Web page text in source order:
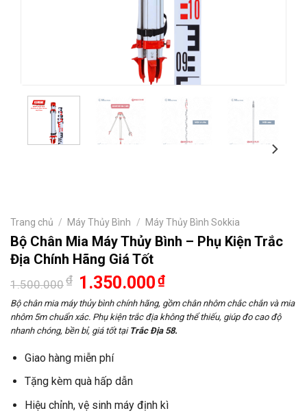
Trang chủ / Máy Thủy Bình / Máy Thủy Bình Sokkia
Bộ Chân Mia Máy Thủy Bình – Phụ Kiện Trắc
Địa Chính Hãng Giá Tốt
1.500.000₫ Giá
gốc
là:
1.500.000₫.
1.350.000₫Giá
tại
là:
1.350.000₫.
Bộ chân mia máy thủy bình chính hãng, gồm chân nhôm chắc chắn và mia
nhôm 5m chuẩn xác. Phụ kiện trắc địa không thể thiếu, giúp đo cao độ
nhanh chóng, bền bỉ, giá tốt tại Trắc Địa 58.
Giao hàng miễn phí
Tặng kèm quà hấp dẫn
Hiệu chỉnh, vệ sinh máy định kì